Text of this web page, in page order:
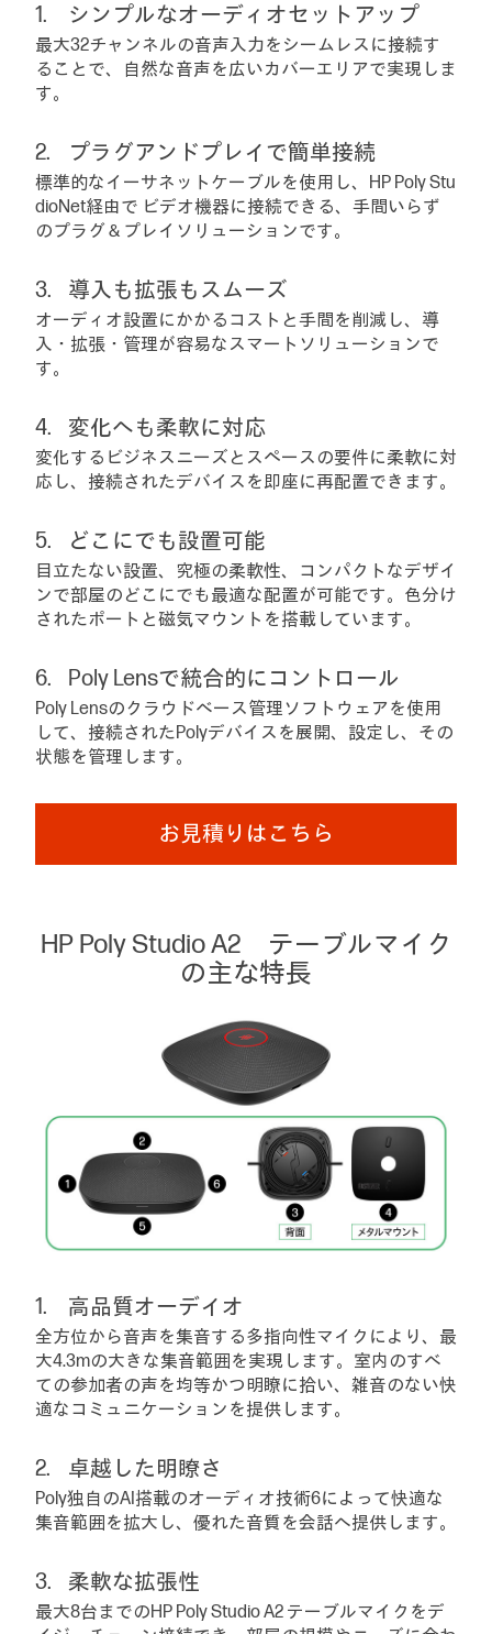
シンプルなオーディオセットアップ
最大32チャンネルの音声入力をシームレスに接続す
ることで、自然な音声を広いカバーエリアで実現しま
す。
プラグアンドプレイで簡単接続
標準的なイーサネットケーブルを使用し、HP Poly Stu
dioNet経由で ビデオ機器に接続できる、手間いらず
のプラグ＆プレイソリューションです。
導入も拡張もスムーズ
オーディオ設置にかかるコストと手間を削減し、導
入・拡張・管理が容易なスマートソリューションで
す。
変化へも柔軟に対応
変化するビジネスニーズとスペースの要件に柔軟に対
応し、接続されたデバイスを即座に再配置できます。
どこにでも設置可能
目立たない設置、究極の柔軟性、コンパクトなデザイ
ンで部屋のどこにでも最適な配置が可能です。色分け
されたポートと磁気マウントを搭載しています。
Poly Lensで統合的にコントロール
Poly Lensのクラウドベース管理ソフトウェアを使用
して、接続されたPolyデバイスを展開、設定し、その
状態を管理します。
お見積りはこちら
HP Poly Studio A2 テーブルマイク
の主な特長
高品質オーデイオ
全方位から音声を集音する多指向性マイクにより、最
大4.3mの大きな集音範囲を実現します。室内のすべ
ての参加者の声を均等かつ明瞭に拾い、雑音のない快
適なコミュニケーションを提供します。
卓越した明瞭さ
Poly独自のAI搭載のオーディオ技術6によって快適な
集音範囲を拡大し、優れた音質を会話へ提供します。
柔軟な拡張性
最大8台までのHP Poly Studio A2 テーブルマイクをデ